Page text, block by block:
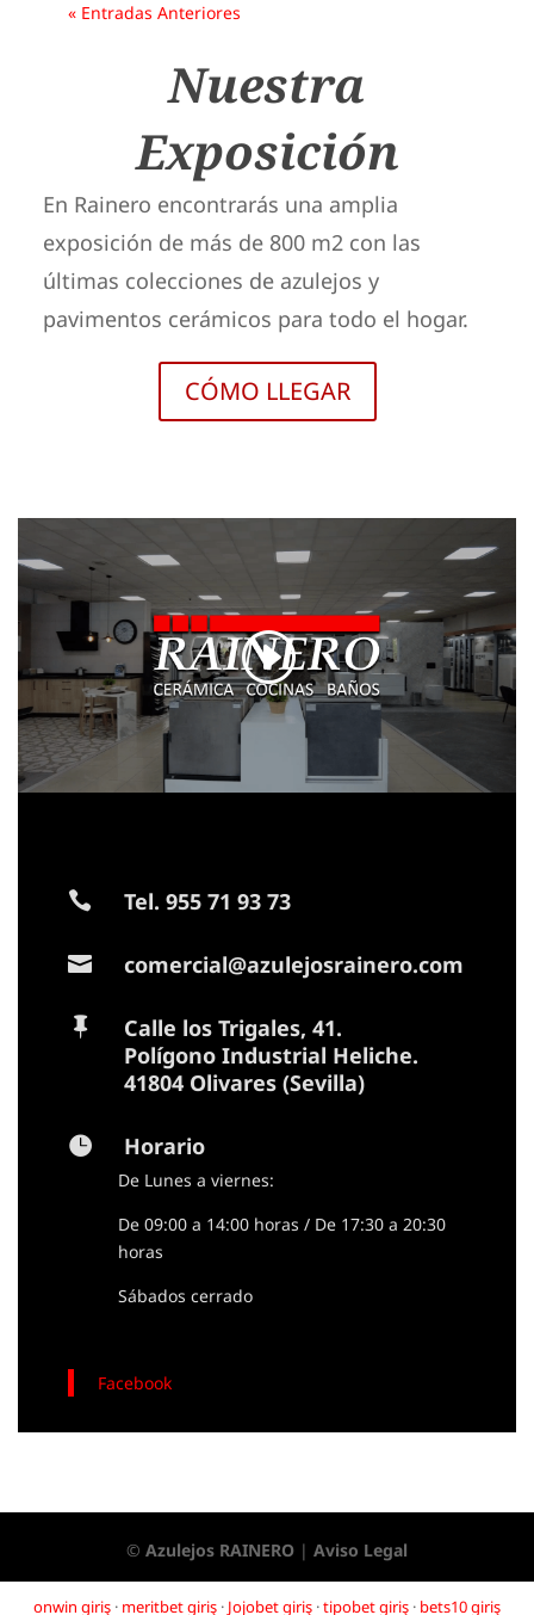
« Entradas Anteriores
Nuestra
Exposición
En Rainero encontrarás una amplia
exposición de más de 800 m2 con las
últimas colecciones de azulejos y
pavimentos cerámicos para todo el hogar.
CÓMO LLEGAR
 Tel. 955 71 93 73
 comercial@azulejosrainero.com

Calle los Trigales, 41.
Polígono Industrial Heliche.
41804 Olivares (Sevilla)
 Horario
De Lunes a viernes:
De 09:00 a 14:00 horas / De 17:30 a 20:30
horas
Sábados cerrado
Facebook
© Azulejos RAINERO| Aviso Legal
onwin giriş · meritbet giriş · Jojobet giriş ·tipobet giriş · bets10 giriş